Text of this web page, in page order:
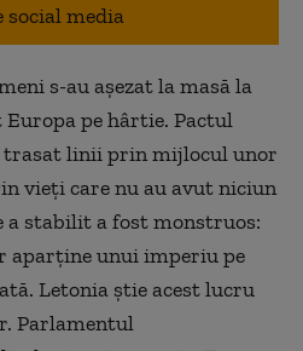
social media
s-au aşezat la masă la
pe hârtie. Pactul
linii prin mijlocul unor
vieţi care nu au avut niciun
a stabilit a fost monstruos:
aparţine unui imperiu pe
Letonia ştie acest lucru
Parlamentul